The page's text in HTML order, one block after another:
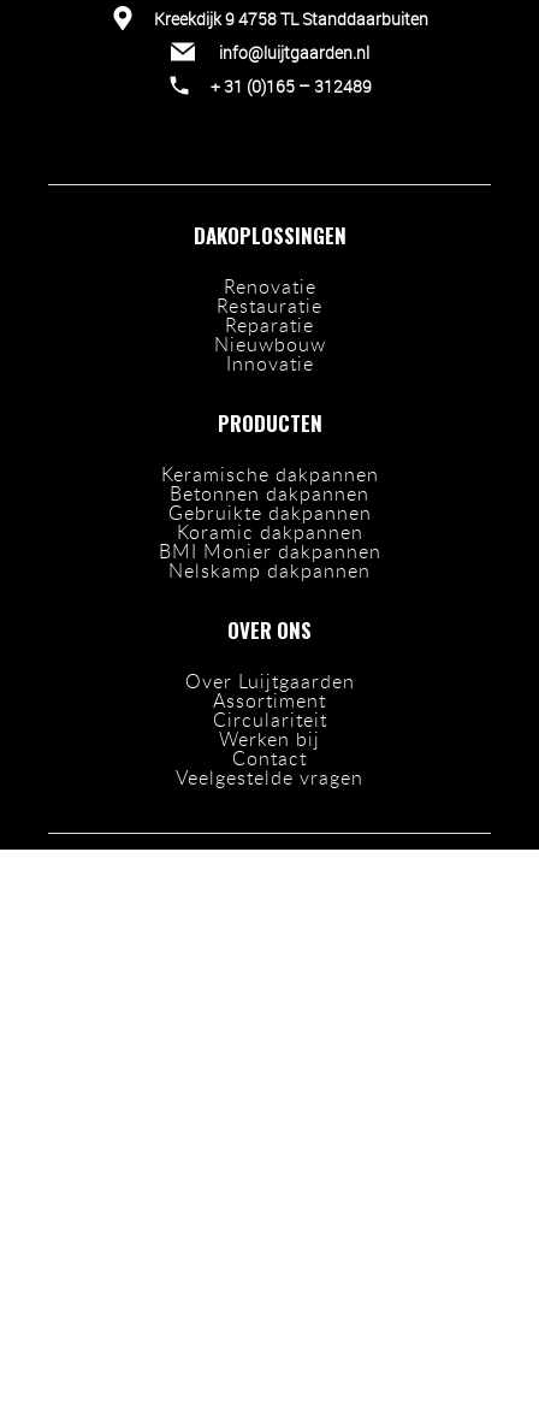
Kreekdijk 9 4758 TL Standdaarbuiten
info@luijtgaarden.nl
+ 31 (0)165 – 312489
DAKOPLOSSINGEN
Renovatie
Restauratie
Reparatie
Nieuwbouw
Innovatie
PRODUCTEN
Keramische dakpannen
Betonnen dakpannen
Gebruikte dakpannen
Koramic dakpannen
BMI Monier dakpannen
Nelskamp dakpannen
OVER ONS
Over Luijtgaarden
Assortiment
Circulariteit
Werken bij
Contact
Veelgestelde vragen